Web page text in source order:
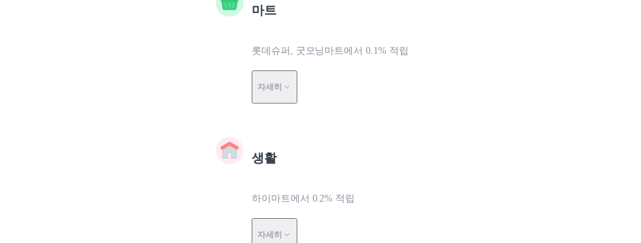
마트
롯데슈퍼, 굿모닝마트에서 0.1% 적립
자세히
생활
하이마트에서 0.2% 적립
자세히